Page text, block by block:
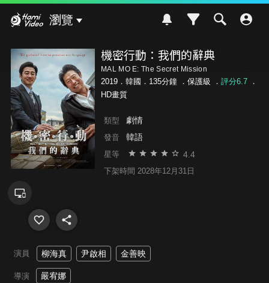
瀏覽
機密行動：我們的辭典
MAL MO E: The Secret Mission
2019．韓國．135分鐘 ． 保護級 ． 評分6.7．
HD畫質
類型 劇情
發音 韓語
星等 4.4
下架時間 2028年12月31日
演員 柳海真 尹啟相 金善映
導演 嚴宥娜